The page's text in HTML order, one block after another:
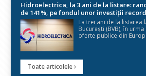
Hidroelectrica, la 3 ani de la listare:
de 141%, pe fondul unor investiții record
La trei ani de la listarea
București (BVB), în
oferte publice din
Toate articolele